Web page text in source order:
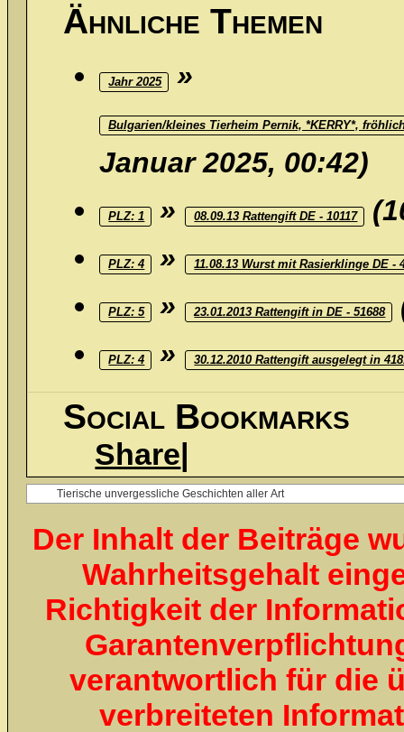
Ähnliche Themen
Jahr 2025 »
Bulgarien/kleines Tierheim Pernik, *KERRY*,
Januar 2025, 00:42)
PLZ: 1 » 08.09.13 Rattengift DE - 10117
PLZ: 4 » 11.08.13 Wurst mit Rasierklinge DE -
PLZ: 5 » 23.01.2013 Rattengift in DE - 51688
PLZ: 4 » 30.12.2010 Rattengift ausgelegt in
Social Bookmarks
Share|
Der Inhalt der Beiträge
Wahrheitsgehalt
Richtigkeit der
verantwortlich für die
verbreiteten